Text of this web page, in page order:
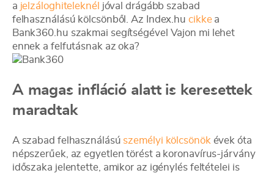
a jelzáloghiteleknél jóval drágább szabad
felhasználású kölcsönből. Az Index.hu cikkea
Bank360.hu szakmai segítségével Vajon mi lehet
ennek a felfutásnak az oka?
A magas infláció alatt is keresettek
maradtak
A szabad felhasználású személyi kölcsönök évek óta
népszerűek, az egyetlen törést a koronavírus-járvány
időszaka jelentette, amikor az igénylés feltételei is